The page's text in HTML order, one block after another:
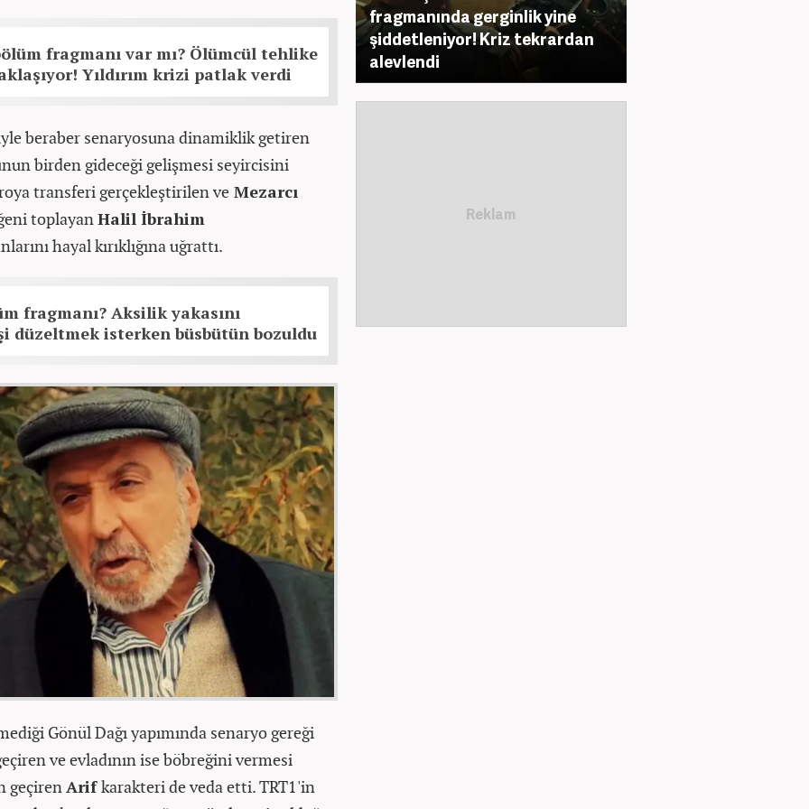
fragmanı var mı? Ölümcül tehlike
Yıldırım krizi patlak verdi
beraber senaryosuna dinamiklik getiren
birden gideceği gelişmesi seyircisini
transferi gerçekleştirilen ve Mezarcı
toplayanHalil İbrahim
hayal kırıklığına uğrattı.
fragmanı? Aksilik yakasını
düzeltmek isterken büsbütün bozuldu
Gönül Dağı yapımında senaryo gereği
ve evladının ise böbreğini vermesi
geçirenArifkarakteri de veda etti. TRT1'in
fragmanında gerginlik yine
şiddetleniyor! Kriz tekrardan
alevlendi